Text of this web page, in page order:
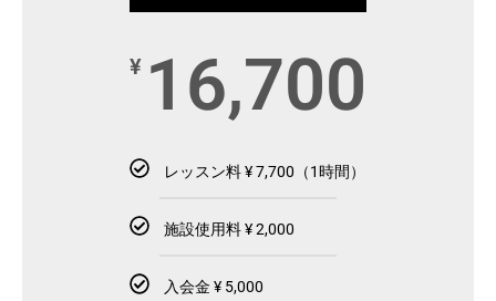
¥ 16,700
レッスン料 ¥ 7,700（1時間）
施設使用料 ¥ 2,000
入会金 ¥ 5,000